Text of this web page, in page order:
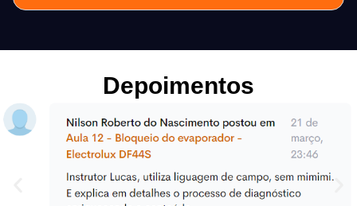
Depoimentos